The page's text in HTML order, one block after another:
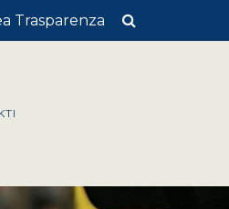
Trasparenza